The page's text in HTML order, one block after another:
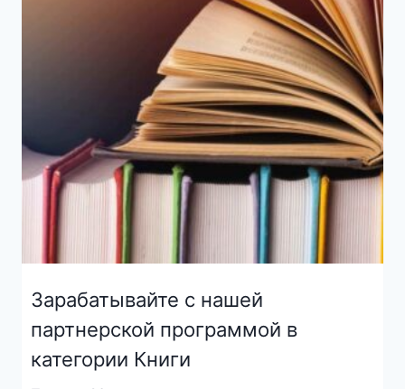
Зарабатывайте с нашей
партнерской программой в
категории Книги